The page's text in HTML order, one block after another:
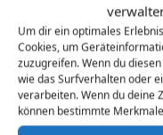
Um dir ein optimales
Cookies, um
zuzugreifen. Wenn du
wie das Surfverhalten oder
verarbeiten. Wenn du deine
können bestimmte
Veröffentlicht am
Schon im
Mastodon
Idee für
Einem